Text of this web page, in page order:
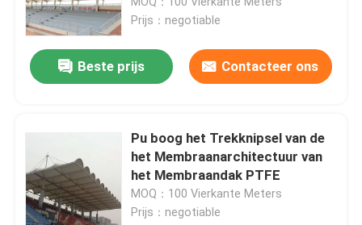
Prijs：negotiable
Beste prijs Contacteer ons
Pu boog het Trekknipsel van de
het Membraanarchitectuur van
het Membraandak PTFE
MOQ：100 Vierkante Meters
Prijs：negotiable